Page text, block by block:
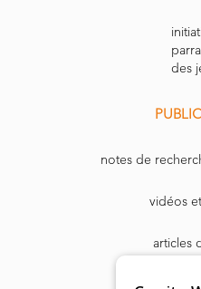
des
notes de
vidéos
articles
Dr.